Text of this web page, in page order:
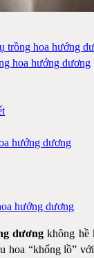
trồng hoa hướng
hoa hướng dương
hướng dương
hướng dương
dươngkhông hề
hoa “khổng lồ”